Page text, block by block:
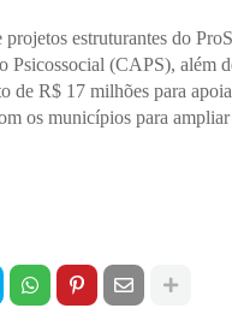
estruturantes do
Psicossocial (CAPS), além
de R$ 17 milhões para
os municípios para